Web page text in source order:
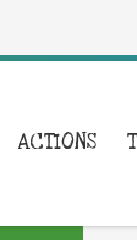
ACTIONS